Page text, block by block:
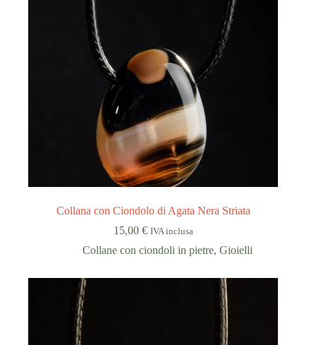
Collana con Ciondolo di Agata Nera Striata
15,00 € IVA inclusa
Collane con ciondoli in pietre, Gioielli